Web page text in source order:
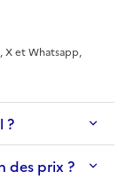
X et Whatsapp,
?
des prix ?